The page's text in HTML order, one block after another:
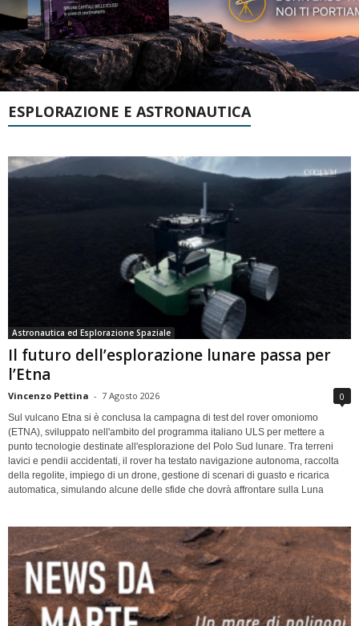
ESPLORAZIONE E ASTRONAUTICA
Astronautica ed Esplorazione Spaziale
Il futuro dell’esplorazione lunare passa per
l’Etna
Vincenzo Pettina - 7 Agosto 2026 0
Sul vulcano Etna si è conclusa la campagna di test del rover omoniomo
(ETNA), sviluppato nell'ambito del programma italiano ULS per mettere a
punto tecnologie destinate all'esplorazione del Polo Sud lunare. Tra terreni
lavici e pendii accidentati, il rover ha testato navigazione autonoma, raccolta
della regolite, impiego di un drone, gestione di scenari di guasto e ricarica
automatica, simulando alcune delle sfide che dovrà affrontare sulla Luna